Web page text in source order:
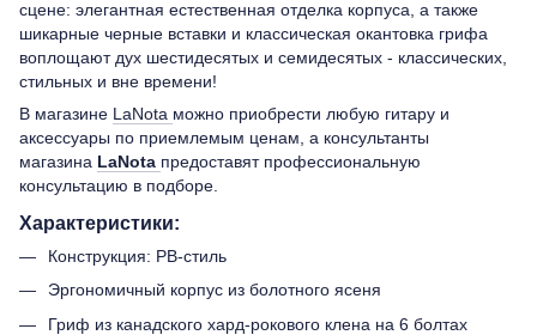
сцене: элегантная естественная отделка корпуса, а также
шикарные черные вставки и классическая окантовка грифа
воплощают дух шестидесятых и семидесятых - классических,
стильных и вне времени!
В магазине LaNota можно приобрести любую гитару и
аксессуары по приемлемым ценам, а консультанты
магазина LaNota предоставят профессиональную
консультацию в подборе.
Характеристики:
Конструкция: PB-стиль
Эргономичный корпус из болотного ясеня
Гриф из канадского хард-рокового клена на 6 болтах